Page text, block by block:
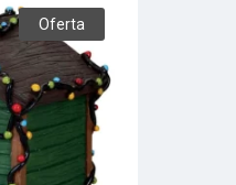
Oferta